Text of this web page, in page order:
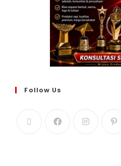
Follow Us